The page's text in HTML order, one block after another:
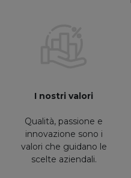
I nostri valori
Qualità, passione e
innovazione sono i
valori che guidano le
scelte aziendali.